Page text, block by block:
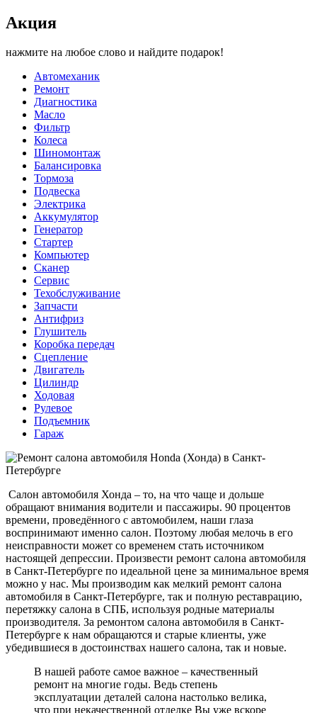
Акция
нажмите на любое слово и найдите подарок!
Автомеханик
Ремонт
Диагностика
Масло
Фильтр
Колеса
Шиномонтаж
Балансировка
Тормоза
Подвеска
Электрика
Аккумулятор
Генератор
Стартер
Компьютер
Сканер
Сервис
Техобслуживание
Запчасти
Антифриз
Глушитель
Коробка передач
Сцепление
Двигатель
Цилиндр
Ходовая
Рулевое
Подъемник
Гараж
Салон автомобиля Хонда – то, на что чаще и дольше
обращают внимания водители и пассажиры. 90 процентов
времени, проведённого с автомобилем, наши глаза
воспринимают именно салон. Поэтому любая мелочь в его
неисправности может со временем стать источником
настоящей депрессии. Произвести ремонт салона автомобиля
в Санкт-Петербурге по идеальной цене за минимальное время
можно у нас. Мы производим как мелкий ремонт салона
автомобиля в Санкт-Петербурге, так и полную реставрацию,
перетяжку салона в СПБ, используя родные материалы
производителя. За ремонтом салона автомобиля в Санкт-
Петербурге к нам обращаются и старые клиенты, уже
убедившиеся в достоинствах нашего салона, так и новые.
В нашей работе самое важное – качественный
ремонт на многие годы. Ведь степень
эксплуатации деталей салона настолько велика,
что при некачественной отделке Вы уже вскоре